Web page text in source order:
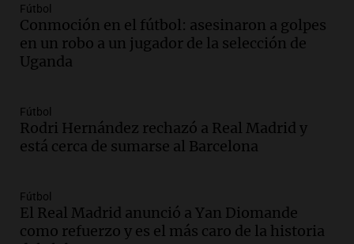
para 2027
Panorama Federal
Episodios
Audio.
temporal de nieve en la alta montaña
Panorama Federal
Episodios
la ciudad tras la tragedia
Panorama Federal
Episodios
Fútbol
Conmoción en el fútbol: asesinaron a golpes
en un robo a un jugador de la selección de
Uganda
Fútbol
Rodri Hernández rechazó a Real Madrid y
está cerca de sumarse al Barcelona
Fútbol
El Real Madrid anunció a Yan Diomande
como refuerzo y es el más caro de la historia